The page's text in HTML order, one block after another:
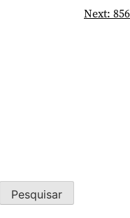
Next: 856
Pesquisar